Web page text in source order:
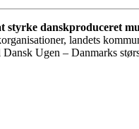
styrke danskproduceret
landets
Ugen – Danmarks